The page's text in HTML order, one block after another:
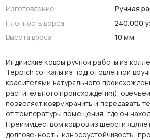
Изготовление
Ручная
Плотность ворса
240.000
Высота ворса
10 мм
Индийские ковры ручной работы из
Teppich сотканы из подготовленной
красителями натурального
растительного происхождения),
позволяет ковру хранить и передавать
от температуры помещения, где он
Преимуществом ковров из шерсти
долговечность, износоустойчивость,